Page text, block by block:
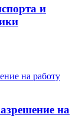
и
на